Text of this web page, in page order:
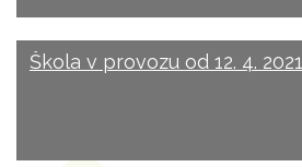
Škola v provozu od 12. 4. 2021